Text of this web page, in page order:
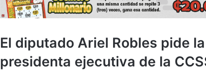
El diputado Ariel Robles pide
presidenta ejecutiva de la